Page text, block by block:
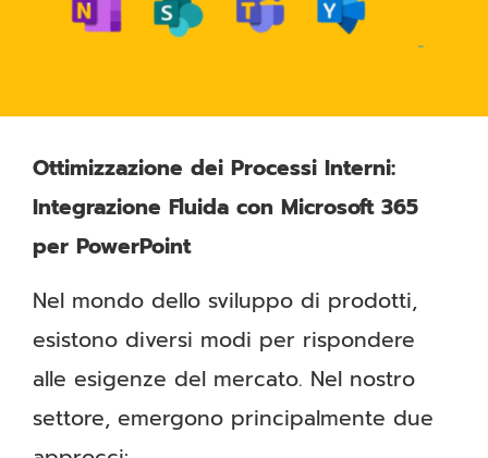
Ottimizzazione dei Processi Interni:
Integrazione Fluida con Microsoft 365
per PowerPoint
Nel mondo dello sviluppo di prodotti,
esistono diversi modi per rispondere
alle esigenze del mercato. Nel nostro
settore, emergono principalmente due